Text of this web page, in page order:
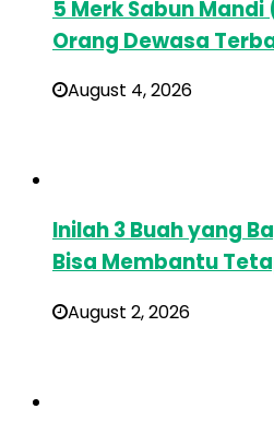
5 Merk Sabun
Orang Dewasa
August 4, 2026
Inilah 3 Buah yang
Bisa Membantu
August 2, 2026